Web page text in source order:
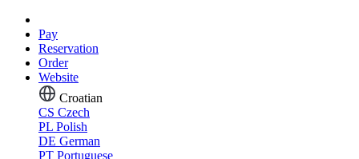
Pay
Reservation
Order
Website
Croatian
CS Czech
PL Polish
DE German
PT Portuguese